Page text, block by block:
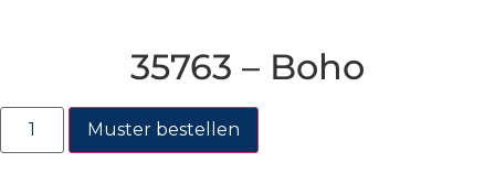
35763 – Boho
Muster bestellen